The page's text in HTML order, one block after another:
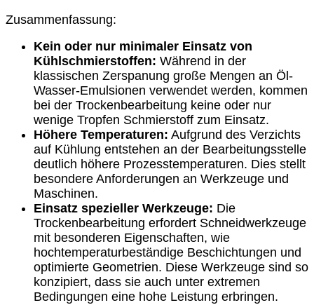
Zusammenfassung:
Kein oder nur minimaler Einsatz von
Kühlschmierstoffen: Während in der
klassischen Zerspanung große Mengen an Öl-
Wasser-Emulsionen verwendet werden, kommen
bei der Trockenbearbeitung keine oder nur
wenige Tropfen Schmierstoff zum Einsatz.
Höhere Temperaturen: Aufgrund des Verzichts
auf Kühlung entstehen an der Bearbeitungsstelle
deutlich höhere Prozesstemperaturen. Dies stellt
besondere Anforderungen an Werkzeuge und
Maschinen.
Einsatz spezieller Werkzeuge: Die
Trockenbearbeitung erfordert Schneidwerkzeuge
mit besonderen Eigenschaften, wie
hochtemperaturbeständige Beschichtungen und
optimierte Geometrien. Diese Werkzeuge sind so
konzipiert, dass sie auch unter extremen
Bedingungen eine hohe Leistung erbringen.